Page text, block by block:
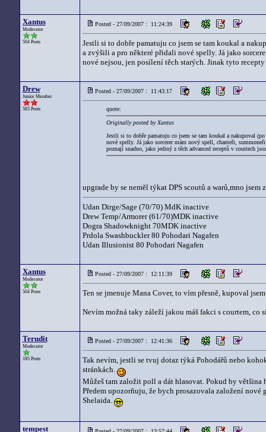
Xantus
Moderator
504 Posts
Posted - 27/09/2007 : 11:24:39
Jestli si to dobře pamatuju co jsem se tam koukal a
a zvýšili a pro některé přidali nové spelly. Já jako
nové nejsou, jen posílení těch starých. Jinak tyto
Drew
Junior Member
583 Posts
Posted - 27/09/2007 : 11:43:17
quote:
Originally posted by Xantus
Jestli si to dobře pamatuju co jsem se tam koukal a nakupoval
nové spelly. Já jako sorcerer mám nový spell, chanteři,
poznají snadno, jako jediný z těch advanced receptů v courtech
upgrade by se neměl týkat DPS scoutů a warů,mno
Udan Dirge/Sage (70/70) MdK inactive
Drew Temp/Armorer (61/70)MDK inactive
Dogra Shadowknight 70MDK inactive
Prdola Swashbuckler 80 Pohodari Nagafen
Udan Illusionist 80 Pohodari Nagafen
Xantus
Moderator
504 Posts
Posted - 27/09/2007 : 12:11:39
Ten se jmenuje Mana Cover, to vím přesně, kupoval
Nevím možná taky záleží jakou máš fakci s courtem, co
Terudit
Moderator
185 Posts
Posted - 27/09/2007 : 12:41:36
Tak nevím, jestli se tvuj dotaz týká Pohodářů nebo
stránkách.
Můžeš tam založit poll a dát hlasovat. Pokud by
Předem upozorňuju, že bych prosazovala založení
Shelaida.
tempest